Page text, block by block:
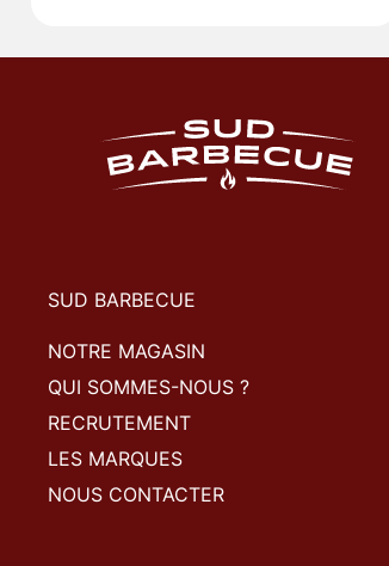
SUD BARBECUE
NOTRE MAGASIN
QUI SOMMES-NOUS ?
RECRUTEMENT
LES MARQUES
NOUS CONTACTER